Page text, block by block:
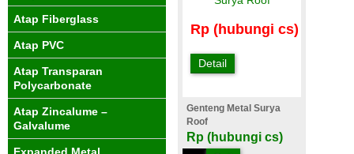
Rp (hubungi cs)
Detail
Genteng Metal Surya
Roof
Rp (hubungi cs)
Atap Fiberglass
Atap PVC
Atap Transparan
Polycarbonate
Atap Zincalume –
Galvalume